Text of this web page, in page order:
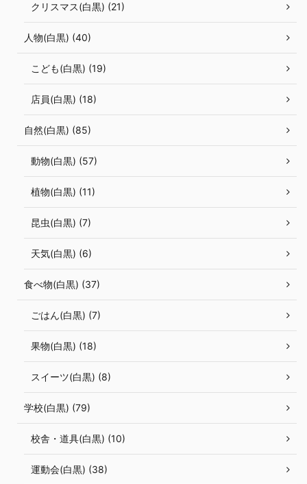
クリスマス(白黒) (21)
人物(白黒) (40)
こども(白黒) (19)
店員(白黒) (18)
自然(白黒) (85)
動物(白黒) (57)
植物(白黒) (11)
昆虫(白黒) (7)
天気(白黒) (6)
食べ物(白黒) (37)
ごはん(白黒) (7)
果物(白黒) (18)
スイーツ(白黒) (8)
学校(白黒) (79)
校舎・道具(白黒) (10)
運動会(白黒) (38)